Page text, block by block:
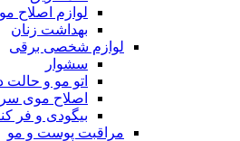
لوازم اصلاح مو
بهداشت زنان
لوازم شخصی برقی
سشوار
اتو مو و حالت
اصلاح موی
بیگودی و فر
مراقبت پوست و مو